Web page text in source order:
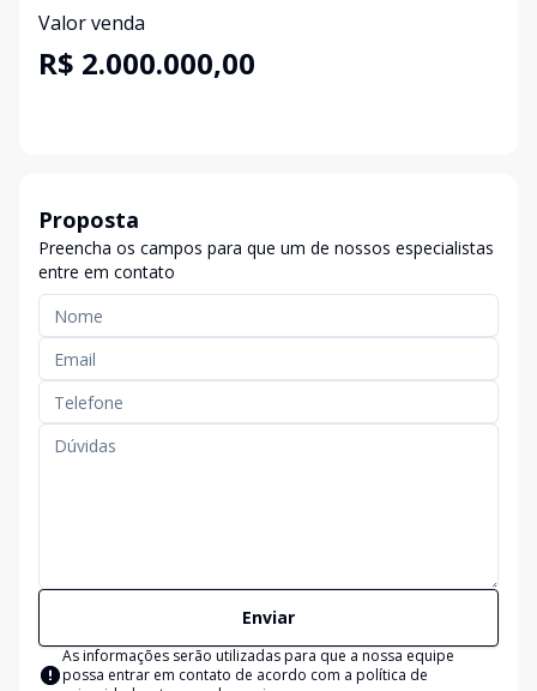
Valor venda
R$ 2.000.000,00
Proposta
Preencha os campos para que um de nossos especialistas
entre em contato
Enviar
As informações serão utilizadas para que a nossa equipe
possa entrar em contato de acordo com a política de